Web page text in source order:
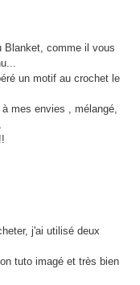
Blanket, comme il vous
un motif au crochet le
mes envies , mélangé,
j'ai utilisé deux
tuto imagé et très bien